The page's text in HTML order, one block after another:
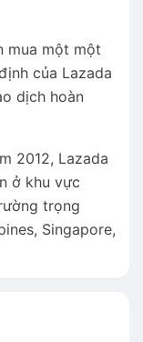
mua một một
của Lazada
dịch hoàn
2012, Lazada
ở khu vực
trọng
Singapore,